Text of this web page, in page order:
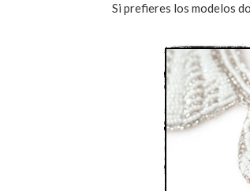
Si prefieres los modelos